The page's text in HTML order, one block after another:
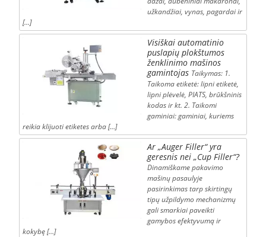
užkandžiai, vynas, pagardai ir
[…]
Visiškai automatinio
puslapių plokštumos
ženklinimo mašinos
gamintojas Taikymas: 1.
Taikoma etiketė: lipni etiketė,
lipni plėvelė, PIATS, brūkšninis
kodas ir kt. 2. Taikomi
gaminiai: gaminiai, kuriems
reikia klijuoti etiketes arba […]
Ar „Auger Filler“ yra
geresnis nei „Cup Filler“?
Dinamiškame pakavimo
mašinų pasaulyje
pasirinkimas tarp skirtingų
tipų užpildymo mechanizmų
gali smarkiai paveikti
gamybos efektyvumą ir
kokybę […]